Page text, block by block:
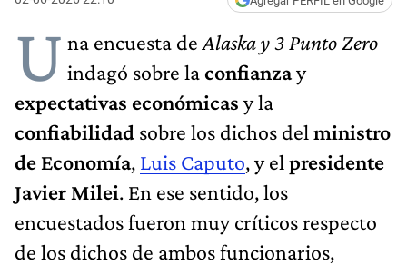
U na encuesta de Alaska y 3 Punto Zero
indagó sobre laconfianzay
expectativas económicas y la
confiabilidad sobre los dichos del ministro
de Economía, Luis Caputo, y el presidente
Javier Milei. En ese sentido, los
encuestados fueron muy críticos respecto
de los dichos de ambos funcionarios,